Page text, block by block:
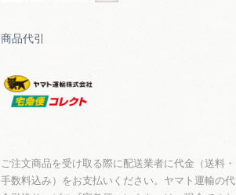
商品代引
ご注文商品を受け取る際に配送業者に代金（送料・
手数料込み）をお支払いください。ヤマト運輸の代